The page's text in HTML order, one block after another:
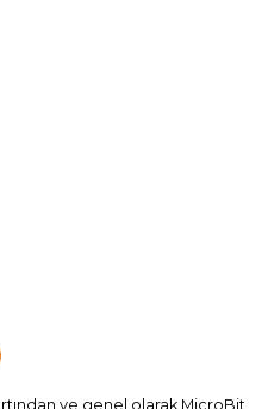
ve genel olarak MicroBit